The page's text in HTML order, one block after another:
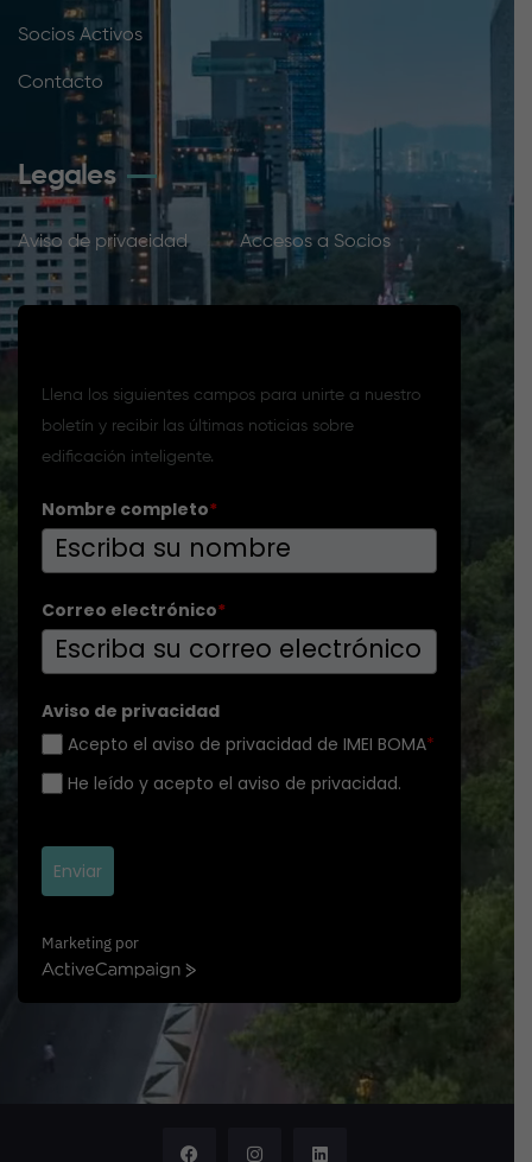
Socios Activos
Contacto
Legales
Aviso de privacidad Accesos a Socios
Llena los siguientes campos para unirte a nuestro
boletín y recibir las últimas noticias sobre
edificación inteligente.
Nombre completo*
Correo electrónico*
Aviso de privacidad
Acepto el aviso de privacidad de IMEI BOMA*
He leído y acepto el aviso de privacidad.
Enviar
Marketing por
A